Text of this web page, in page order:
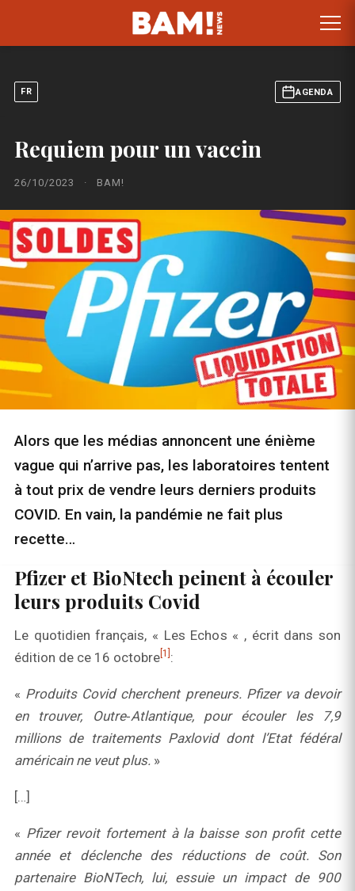
FR AGENDA
Requiem pour un vaccin
26/10/2023 · BAM!
Alors que les médias annoncent une énième
vague qui n’arrive pas, les laboratoires tentent
à tout prix de vendre leurs derniers produits
COVID. En vain, la pandémie ne fait plus
recette…
Pfizer et BioNtech peinent à écouler
leurs produits Covid
Le quotidien français, « Les Echos « , écrit dans son
édition de ce 16 octobre [1] :
« ProduitsCovid cherchent preneurs. Pfizer va devoir
en trouver, Outre‑Atlantique, pour écouler les 7,9
millions de traitements Paxloviddont l’Etatfédéral
américain ne veut plus. »
[…]
« Pfizer revoit fortement à la baisse son profit cette
année et déclenche des réductions de coût. Son
partenaire BioNTech, lui, essuie un impact de 900